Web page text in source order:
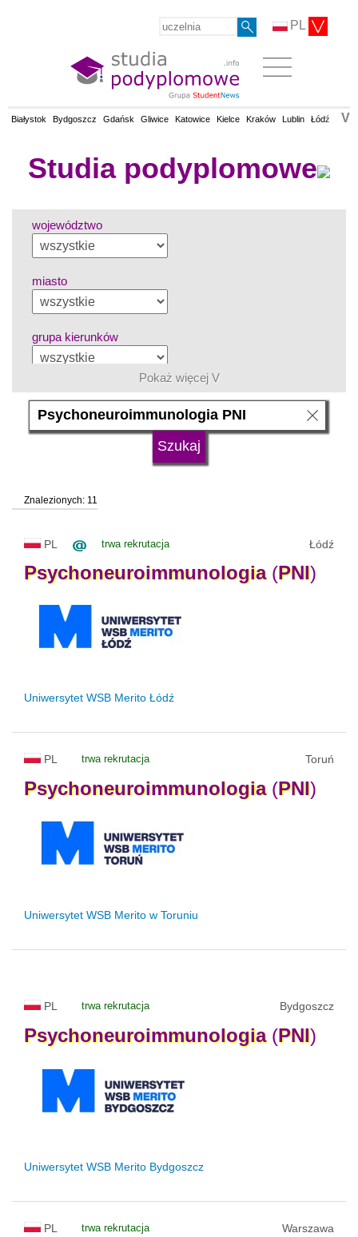
PL
Białystok Bydgoszcz Gdańsk Gliwice Katowice Kielce Kraków Lublin Łódź V
Studia podyplomowe
województwo
miasto
grupa kierunków
język
status uczelni
Pokaż więcej V
Znalezionych: 11
PL trwa rekrutacja Łódź
Psychoneuroimmunologia(PNI)
Uniwersytet WSB Merito Łódź
PL trwa rekrutacja Toruń
Psychoneuroimmunologia(PNI)
Uniwersytet WSB Merito w Toruniu
PL trwa rekrutacja Bydgoszcz
Psychoneuroimmunologia(PNI)
Uniwersytet WSB Merito Bydgoszcz
PL trwa rekrutacja Warszawa